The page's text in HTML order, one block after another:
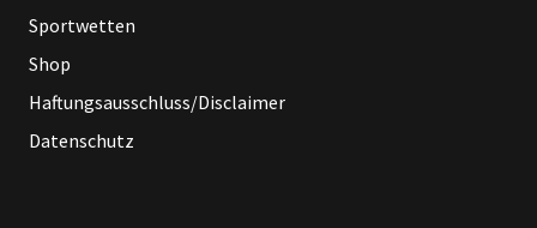
Sportwetten
Shop
Haftungsausschluss/Disclaimer
Datenschutz